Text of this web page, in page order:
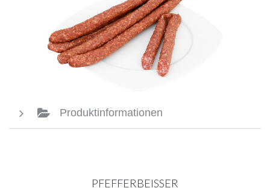
Produktinformationen
PFEFFERBEISSER